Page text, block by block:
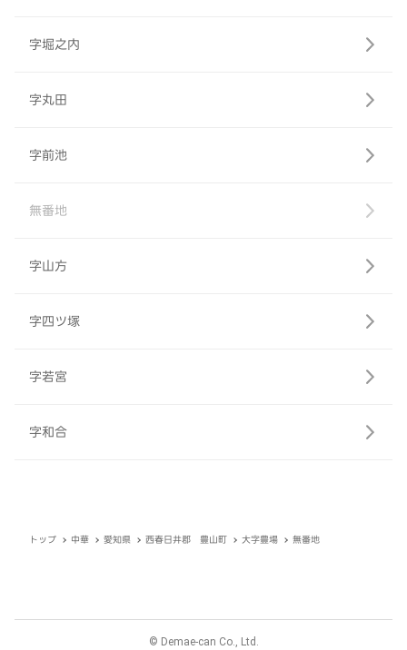
字堀之内
字丸田
字前池
無番地
字山方
字四ツ塚
字若宮
字和合
トップ 中華 愛知県 西春日井郡 豊山町 大字豊場 無番地
© Demae-can Co., Ltd.